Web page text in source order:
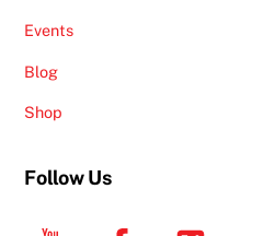
Events
Blog
Shop
Follow Us
YouTube Facebook